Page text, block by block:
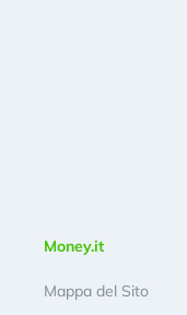
Money.it
Mappa del Sito